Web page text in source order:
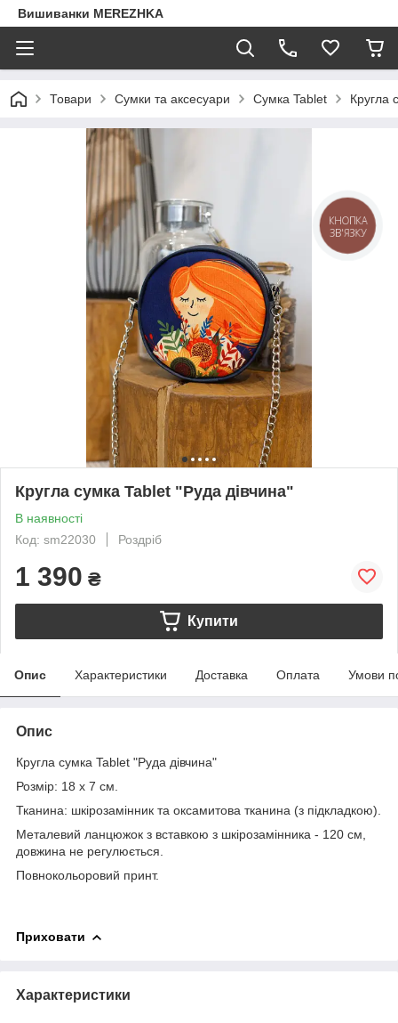
Вишиванки MEREZHKA
Товари Сумки та аксесуари Сумка Tablet Кругла
Кругла сумка Tablet "Руда дівчина"
В наявності
Код: sm22030
Роздріб
1 390 ₴
Купити
Опис Характеристики Доставка Оплата Умови
Опис
Кругла сумка Tablet "Руда дівчина"
Розмір: 18 х 7 см.
Тканина: шкірозамінник та оксамитова тканина (з підкладкою).
Металевий ланцюжок з вставкою з шкірозамінника - 120 см,
довжина не регулюється.
Повнокольоровий принт.
Приховати
Характеристики
КНОПКА
ЗВ'ЯЗКУ